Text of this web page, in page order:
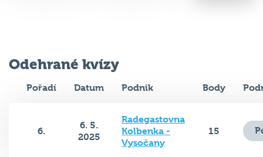
Odehrané kvízy
Pořadí Datum Podnik Body
6.
6. 5.
2025
Radegastovna
Kolbenka -
Vysočany
15